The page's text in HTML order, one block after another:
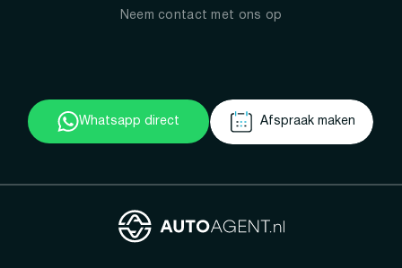
Neem contact met ons op
Whatsapp direct Afspraak maken